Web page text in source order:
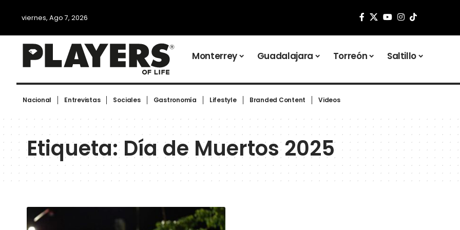
viernes, Ago 7, 2026
Monterrey Guadalajara Torreón Saltillo
Nacional Entrevistas Sociales Gastronomía Lifestyle Branded Content Videos
Etiqueta:Día de Muertos 2025